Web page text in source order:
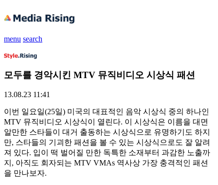
menu search
모두를 경악시킨 MTV 뮤직비디오 시상식 패션
13.08.23 11:41
이번 일요일(25일) 미국의 대표적인 음악 시상식 중의 하나인
MTV 뮤직비디오 시상식이 열린다. 이 시상식은 이름을 대면
알만한 스타들이 대거 출동하는 시상식으로 유명하기도 하지
만, 스타들의 기괴한 패션을 볼 수 있는 시상식으로도 잘 알려
져 있다. 입이 떡 벌어질 만한 독특한 소재부터 과감한 노출까
지, 아직도 회자되는 MTV VMAs 역사상 가장 충격적인 패션
을 만나보자.